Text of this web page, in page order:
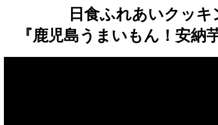
日食ふれあいクッ
『鹿児島うまいもん！安